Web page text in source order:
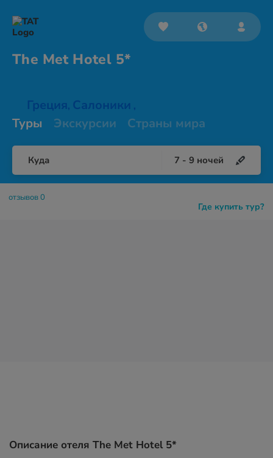
The Met Hotel 5*
Греция, Салоники ,
Туры Экскурсии Страны мира
Куда 7 - 9 ночей
Где купить тур?
отзывов 0
Описание отеля The Met Hotel 5*